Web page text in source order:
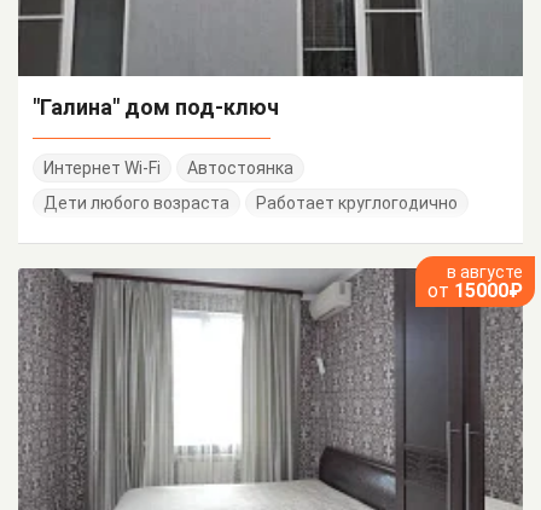
"Галина" дом под-ключ
Интернет Wi-Fi
Автостоянка
Дети любого возраста
Работает круглогодично
в августе
от 15000₽